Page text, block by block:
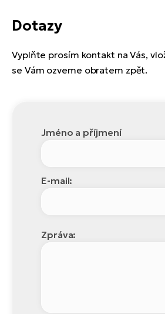
Dotazy
Vyplňte prosím kontakt na Vás,
se Vám ozveme obratem zpět.
Jméno a příjmení
E-mail:
Zpráva: